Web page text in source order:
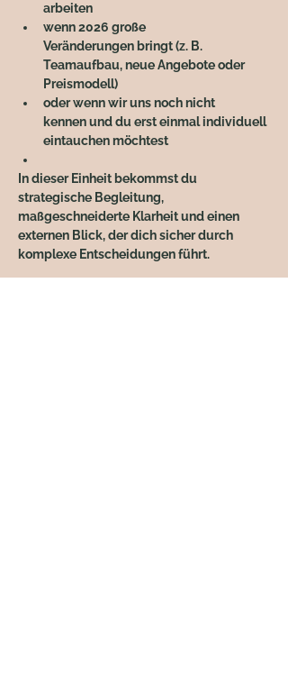
arbeiten
wenn 2026 große
Veränderungen bringt (z. B.
Teamaufbau, neue Angebote oder
Preismodell)
oder wenn wir uns noch nicht
kennen und du erst einmal individuell
eintauchen möchtest
In dieser Einheit bekommst du
strategische Begleitung,
maßgeschneiderte Klarheit und einen
externen Blick, der dich sicher durch
komplexe Entscheidungen führt.